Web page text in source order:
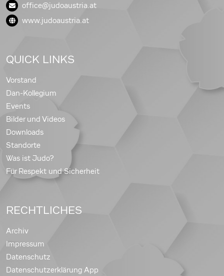
office@judoaustria.at
www.judoaustria.at
QUICK LINKS
Vorstand
Dan-Kollegium
Events
Bilder und Videos
Downloads
Standorte
Was ist Judo?
Für Respekt und Sicherheit
RECHTLICHES
Archiv
Impressum
Datenschutz
Datenschutzerklärung App